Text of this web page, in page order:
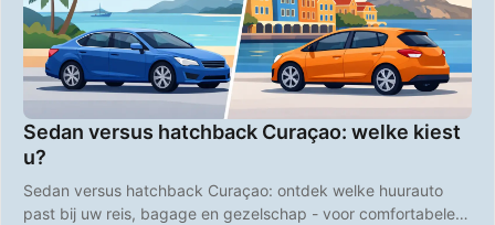
Sedan versus hatchback Curaçao: welke kiest
u?
Sedan versus hatchback Curaçao: ontdek welke huurauto
past bij uw reis, bagage en gezelschap - voor comfortabele